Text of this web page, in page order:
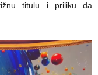
titulu i priliku da